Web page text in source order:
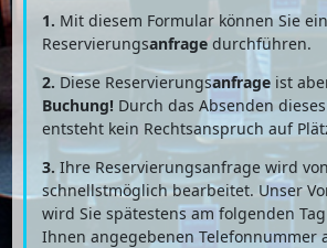
1. Mit diesem Formular können Sie
Reservierungsanfragedurchführen.
2. Diese Reservierungsanfrage ist
Buchung! Durch das Absenden
entsteht kein Rechtsanspruch auf
3. Ihre Reservierungsanfrage wird
schnellstmöglich bearbeitet. Unser
wird Sie spätestens am folgenden
Ihnen angegebenen Telefonnummer